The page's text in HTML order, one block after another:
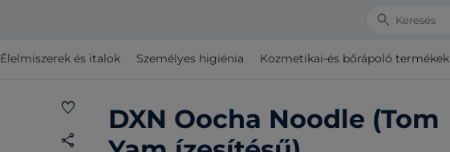
Search
Élelmiszerek és italok Személyes higiénia Kozmetikai-és bőrápoló termékek
favorite
share
DXN Oocha Noodle (Tom